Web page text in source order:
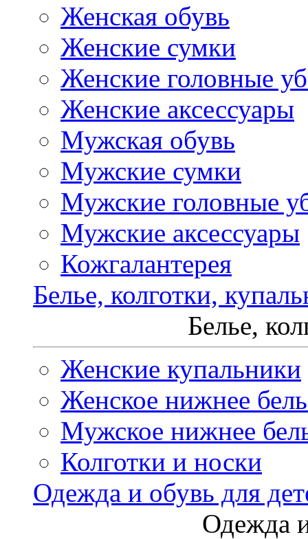
Женская обувь
Женские сумки
Женские головные
Женские аксессуары
Мужская обувь
Мужские сумки
Мужские головные
Мужские аксессуары
Кожгалантерея
Белье, колготки,
Белье,
Женские купальники
Женское нижнее
Мужское нижнее
Колготки и носки
Одежда и обувь для
Одежда